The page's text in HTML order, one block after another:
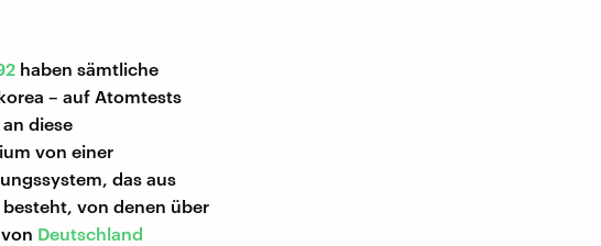
haben sämtliche
– auf Atomtests
diese
von einer
das aus
von denen über
Deutschland